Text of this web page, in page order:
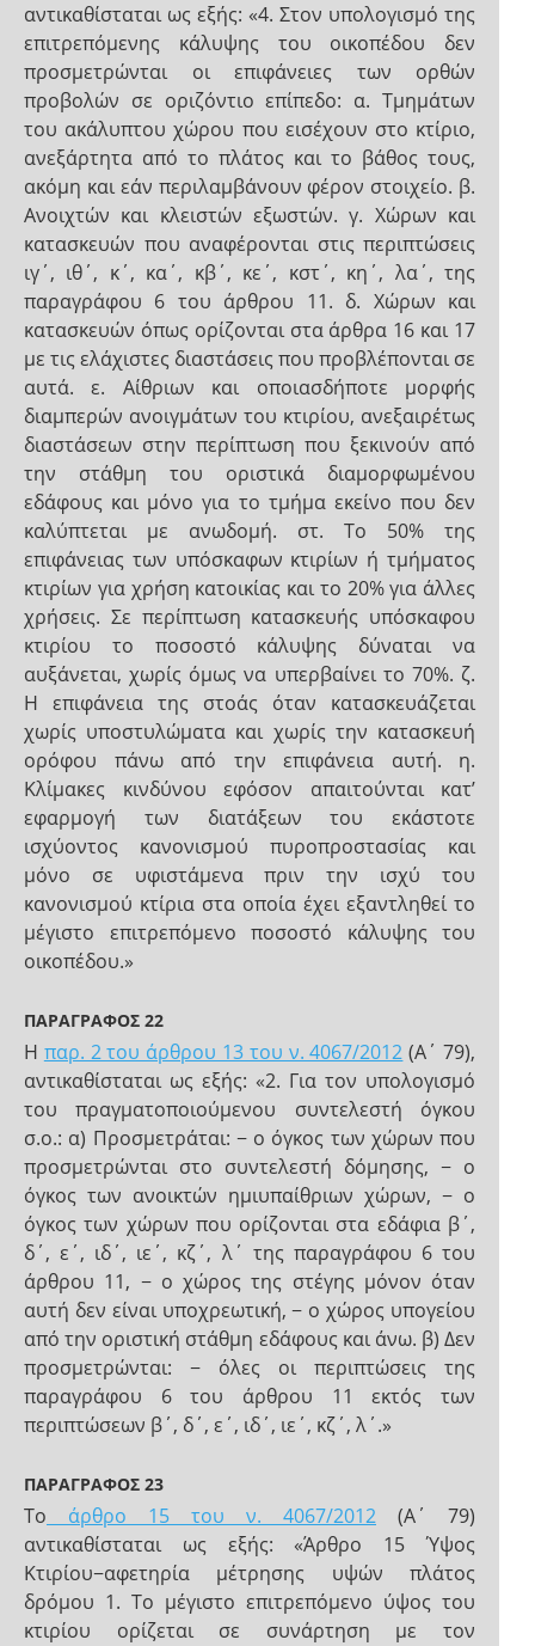
αντικαθίσταται ως εξής: «4. Στον υπολογισμό της
επιτρεπόμενης κάλυψης του οικοπέδου δεν
προσμετρώνται οι επιφάνειες των ορθών
προβολών σε οριζόντιο επίπεδο: α. Τμημάτων
του ακάλυπτου χώρου που εισέχουν στο κτίριο,
ανεξάρτητα από το πλάτος και το βάθος τους,
ακόμη και εάν περιλαμβάνουν φέρον στοιχείο. β.
Ανοιχτών και κλειστών εξωστών. γ. Χώρων και
κατασκευών που αναφέρονται στις περιπτώσεις
ιγ΄, ιθ΄, κ΄, κα΄, κβ΄, κε΄, κστ΄, κη΄, λα΄, της
παραγράφου 6 του άρθρου 11. δ. Χώρων και
κατασκευών όπως ορίζονται στα άρθρα 16 και 17
με τις ελάχιστες διαστάσεις που προβλέπονται σε
αυτά. ε. Αίθριων και οποιασδήποτε μορφής
διαμπερών ανοιγμάτων του κτιρίου, ανεξαιρέτως
διαστάσεων στην περίπτωση που ξεκινούν από
την στάθμη του οριστικά διαμορφωμένου
εδάφους και μόνο για το τμήμα εκείνο που δεν
καλύπτεται με ανωδομή. στ. Το 50% της
επιφάνειας των υπόσκαφων κτιρίων ή τμήματος
κτιρίων για χρήση κατοικίας και το 20% για άλλες
χρήσεις. Σε περίπτωση κατασκευής υπόσκαφου
κτιρίου το ποσοστό κάλυψης δύναται να
αυξάνεται, χωρίς όμως να υπερβαίνει το 70%. ζ.
Η επιφάνεια της στοάς όταν κατασκευάζεται
χωρίς υποστυλώματα και χωρίς την κατασκευή
ορόφου πάνω από την επιφάνεια αυτή. η.
Κλίμακες κινδύνου εφόσον απαιτούνται κατ’
εφαρμογή των διατάξεων του εκάστοτε
ισχύοντος κανονισμού πυροπροστασίας και
μόνο σε υφιστάμενα πριν την ισχύ του
κανονισμού κτίρια στα οποία έχει εξαντληθεί το
μέγιστο επιτρεπόμενο ποσοστό κάλυψης του
οικοπέδου.»
ΠΑΡΑΓΡΑΦΟΣ 22
Η παρ. 2 του άρθρου 13 του ν. 4067/2012 (Α΄ 79),
αντικαθίσταται ως εξής: «2. Για τον υπολογισμό
του πραγματοποιούμενου συντελεστή όγκου
σ.ο.: α) Προσμετράται: − ο όγκος των χώρων που
προσμετρώνται στο συντελεστή δόμησης, − ο
όγκος των ανοικτών ημιυπαίθριων χώρων, − ο
όγκος των χώρων που ορίζονται στα εδάφια β΄,
δ΄, ε΄, ιδ΄, ιε΄, κζ΄, λ΄ της παραγράφου 6 του
άρθρου 11, − ο χώρος της στέγης μόνον όταν
αυτή δεν είναι υποχρεωτική, − ο χώρος υπογείου
από την οριστική στάθμη εδάφους και άνω. β) Δεν
προσμετρώνται: − όλες οι περιπτώσεις της
παραγράφου 6 του άρθρου 11 εκτός των
περιπτώσεων β΄, δ΄, ε΄, ιδ΄, ιε΄, κζ΄, λ΄.»
ΠΑΡΑΓΡΑΦΟΣ 23
Τo άρθρο 15 του ν. 4067/2012 (Α΄ 79)
αντικαθίσταται ως εξής: «Άρθρο 15 Ύψος
Κτιρίου−αφετηρία μέτρησης υψών πλάτος
δρόμου 1. Το μέγιστο επιτρεπόμενο ύψος του
κτιρίου ορίζεται σε συνάρτηση με τον